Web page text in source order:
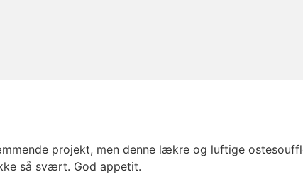
projekt, men denne lækre og luftige
så svært. God appetit.